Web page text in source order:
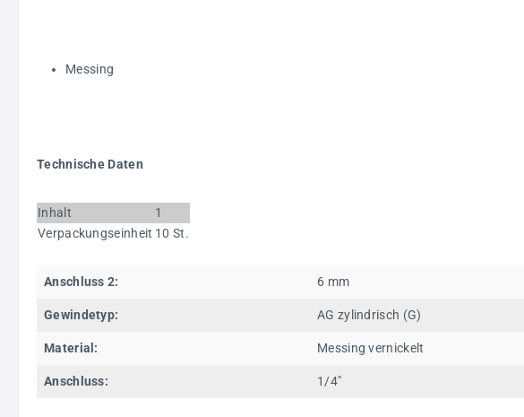
Messing
Technische Daten
Inhalt
1
Verpackungseinheit 10 St.
Anschluss 2: 6 mm
Gewindetyp: AG zylindrisch (G)
Material: Messing vernickelt
Anschluss: 1/4"